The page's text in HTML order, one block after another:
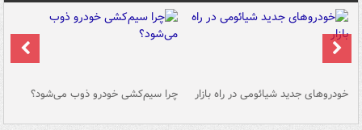
خودروهای جدید شیائومی در راه بازار چرا سیم‌کشی خودرو ذوب می‌شود؟